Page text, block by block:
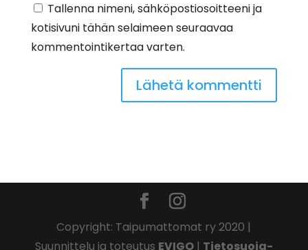
Tallenna nimeni, sähköpostiosoitteeni ja
kotisivuni tähän selaimeen seuraavaa
kommentointikertaa varten.
Copyright: Taipumattomat ry 2020 |
Suunnittelu ja toteutus EVIGO| Tietosuoja-